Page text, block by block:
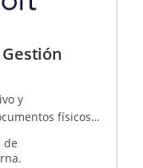
y
físicos y
de